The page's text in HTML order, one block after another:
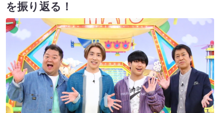
を振り返る！